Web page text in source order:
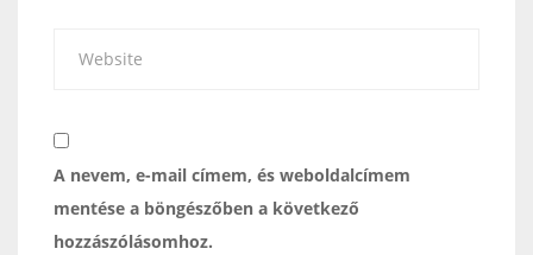
A nevem, e-mail címem, és weboldalcímem
mentése a böngészőben a következő
hozzászólásomhoz.